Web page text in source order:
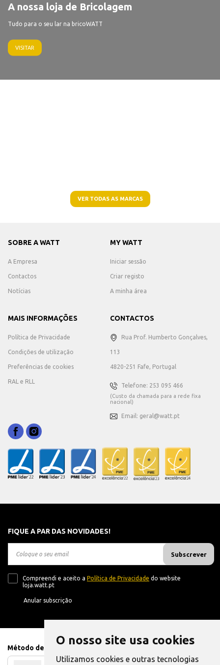
O nosso site usa cookies
Utilizamos cookies e outras tecnologias
A nossa loja de Bricolagem
Tudo para o seu lar na bricoWATT
VISITAR
VER TODAS AS MARCAS
SOBRE A WATT
A Empresa
Contactos
Notícias
MY WATT
Iniciar sessão
Criar registo
A minha área
MAIS INFORMAÇÕES
Política de Privacidade
Condições de utilização
Preferências de cookies
RAL e RLL
CONTACTOS
Rua Prof. Humberto Gonçalves,
113
4820-251 Fafe, Portugal
Telefone: 253 095 466
(Custo da chamada para a rede fixa
nacional)
Email: geral@watt.pt
FIQUE A PAR DAS NOVIDADES!
Subscrever
Compreendi e aceito a Política de Privacidade do website
loja.watt.pt
Anular subscrição
Método de Pagamento